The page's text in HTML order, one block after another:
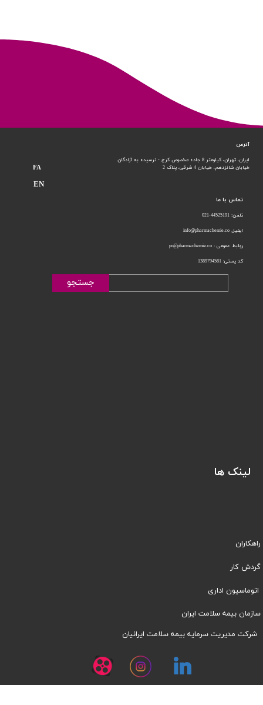
تماس با ما
تلفن: 44525191-021
ایمیل info@pharmachemie.co
روابط عمومی : pr@pharmachemie.co
کد پستی: 1389794581
آدرس
ایران، تهران، کیلومتر 8 جاده مخصوص کرج - نرسیده به آزادگان
خیابان شانزدهم، خیابان 4 شرقی، پلاک 2
جستجو
لینک ها
راهکاران
​​گردش کار
اتوماسیون اداری
سازمان بیمه سلامت ایران
شرکت مدیریت سرمایه بیمه سلامت ایرانیان
FA